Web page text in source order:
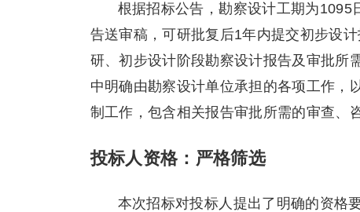
根据招标公告，勘察设计工期为1095
告送审稿，可研批复后1年内提交初步设
研、初步设计阶段勘察设计报告及审批所
中明确由勘察设计单位承担的各项工作，
制工作，包含相关报告审批所需的审查、
投标人资格：严格筛选
本次招标对投标人提出了明确的资格